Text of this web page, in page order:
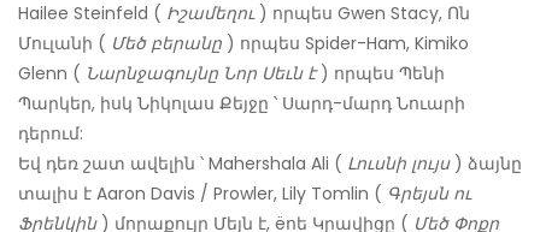
Hailee Steinfeld ( Իշամեղու) որպես Gwen Stacy, Ոն
Մուլանի ( Մեծ բերանը ) որպես Spider-Ham, Kimiko
Glenn ( Նարնջագույնը Նոր Սեւն է) որպես Պենի
Պարկեր, իսկ Նիկոլաս Քեյջը ՝ Սարդ-մարդ Նուարի
դերում:
Եվ դեռ շատ ավելին ՝ Mahershala Ali ( Լուսնի լույս) ձայնը
տալիս է Aaron Davis / Prowler, Lily Tomlin ( Գրեյսն ու
Ֆրենկին) մորաքույր Մեյն է, ëոե Կրավիցը ( Մեծ Փոքր